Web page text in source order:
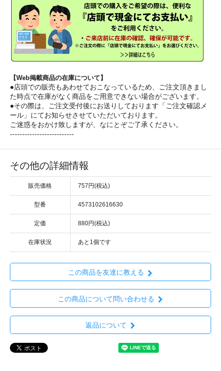
【Web掲載商品の在庫について】
●店頭での販売もあわせておこなっているため、ご注文頂きまし
た時点で在庫がなく商品をご用意できない場合がございます。
●その際は、ご注文受付後にお送りしております「ご注文確認メ
ール」にてお知らせさせていただいております。
ご迷惑をおかけ致しますが、なにとぞご了承ください。
--------------------------
その他の詳細情報
販売価格 757円(税込)
型番 4573102616630
定価 880円(税込)
在庫状況 あと1個です
この商品を友達に教える
この商品について問い合わせる
返品について